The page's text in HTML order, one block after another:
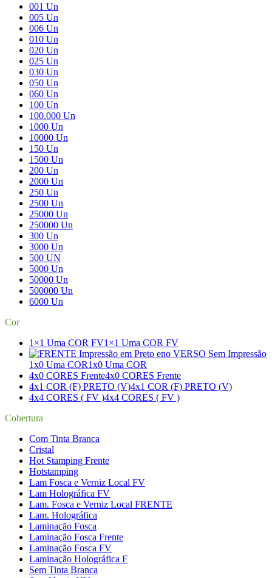
001 Un
005 Un
006 Un
010 Un
020 Un
025 Un
030 Un
050 Un
060 Un
100 Un
100.000 Un
1000 Un
10000 Un
150 Un
1500 Un
200 Un
2000 Un
250 Un
2500 Un
25000 Un
250000 Un
300 Un
3000 Un
500 UN
5000 Un
50000 Un
500000 Un
6000 Un
Cor
1×1 Uma COR FV1×1 Uma COR FV
1x0 Uma COR1x0 Uma COR
4x0 CORES Frente4x0 CORES Frente
4x1 COR (F) PRETO (V)4x1 COR (F) PRETO (V)
4x4 CORES ( FV )4x4 CORES ( FV )
Cobertura
Com Tinta Branca
Cristal
Hot Stamping Frente
Hotstamping
Lam Fosca e Verniz Local FV
Lam Holográfica FV
Lam. Fosca e Verniz Local FRENTE
Lam. Holográfica
Laminação Fosca
Laminação Fosca Frente
Laminação Fosca FV
Laminação Holográfica F
Sem Tinta Branca